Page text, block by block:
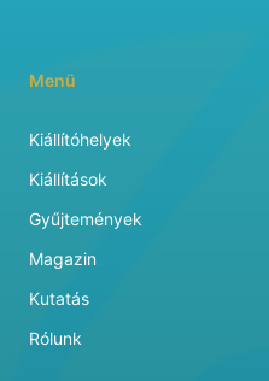
Menü
Kiállítóhelyek
Kiállítások
Gyűjtemények
Magazin
Kutatás
Rólunk